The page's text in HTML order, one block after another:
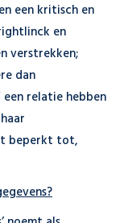
een kritisch en
en
verstrekken;
dan
relatie hebben
beperkt tot,